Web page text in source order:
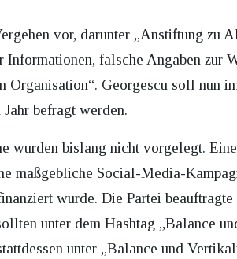
vor, darunter „Anstiftung zu
falsche Angaben zur
Organisation“. Georgescu soll nun
befragt werden.
wurden bislang nicht vorgelegt.
maßgebliche Social-Media-
wurde. Die Partei
unter dem Hashtag „Balance
unter „Balance und